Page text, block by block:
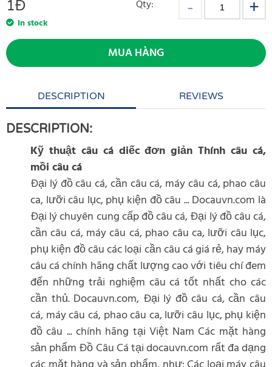
1Đ
In stock
Qty:
MUA HÀNG
DESCRIPTION REVIEWS
DESCRIPTION:
Kỹ thuật câu cá diếc đơn giản Thính câu cá,
mồi câu cá
Đại lý đồ câu cá, cần câu cá, máy câu cá, phao câu
ca, lưỡi câu lục, phụ kiện đồ câu ... Docauvn.com là
Đại lý chuyên cung cấp đồ câu cá, Đại lý đồ câu cá,
cần câu cá, máy câu cá, phao câu ca, lưỡi câu lục,
phụ kiện đồ câu các loại cần câu cá giá rẻ, hay máy
câu cá chính hãng chất lượng cao với tiêu chí đem
đến những trải nghiệm câu cá tốt nhất cho các
cần thủ. Docauvn.com, Đại lý đồ câu cá, cần câu
cá, máy câu cá, phao câu ca, lưỡi câu lục, phụ kiện
đồ câu ... chính hãng tại Việt Nam Các mặt hàng
sản phẩm Đồ Câu Cá tại docauvn.com rất đa dạng